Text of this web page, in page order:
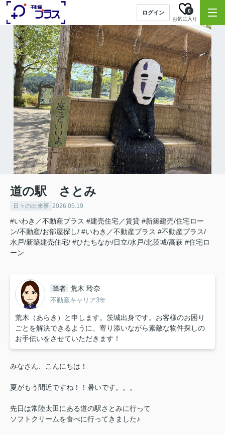
ログイン
お気に入り
0
道の駅 さとみ
日々の出来事 2026.05.19
#いわき／不動産プラス #建売住宅／賃貸 #新築建売/住宅ロー
ン/不動産/お部屋探し/ #いわき／不動産プラス #不動産プラス/
水戸/新築建売住宅/ #ひたちなか/日立/水戸/北茨城/高萩 #住宅ロ
ーン
筆者 荒木 玲奈
不動産キャリア3年
荒木（あらき）と申します。茨城出身です。お客様のお困り
ごとを解決できるように、寄り添いながら素敵な物件探しの
お手伝いをさせていただきます！
みなさん、こんにちは！
夏がもう間近ですね！！暑いです。。。
先日は常陸太田にある道の駅さとみに行って
ソフトクリームを食べに行ってきました♪